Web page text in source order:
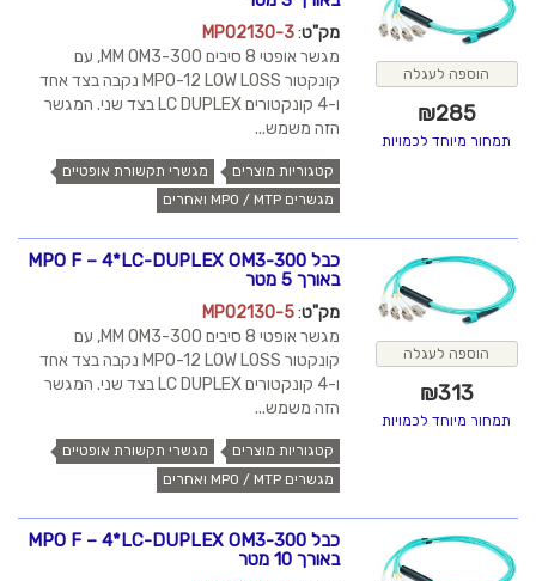
הוספה לעגלה
₪285
תמחור מיוחד לכמויות
מק"ט:
MPO2130-3
מגשר אופטי 8 סיבים MM OM3-300, עם
קונקטור MPO-12 LOW LOSS נקבה בצד אחד
ו-4 קונקטורים LC DUPLEX בצד שני. המגשר
הזה משמש...
קטגוריות מוצרים
מגשרי תקשורת אופטיים
מגשרים MPO / MTP ואחרים
הוספה לעגלה
₪313
תמחור מיוחד לכמויות
כבל MPO F – 4*LC-DUPLEX OM3-300
באורך 5 מטר
מק"ט:
MPO2130-5
מגשר אופטי 8 סיבים MM OM3-300, עם
קונקטור MPO-12 LOW LOSS נקבה בצד אחד
ו-4 קונקטורים LC DUPLEX בצד שני. המגשר
הזה משמש...
קטגוריות מוצרים
מגשרי תקשורת אופטיים
מגשרים MPO / MTP ואחרים
כבל MPO F – 4*LC-DUPLEX OM3-300
באורך 10 מטר